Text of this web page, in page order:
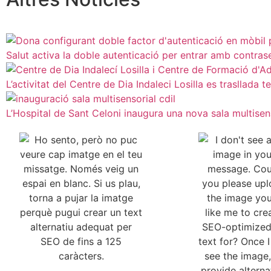
Salut activa la doble autenticació per entrar amb
L’activitat del Centre de Dia Indaleci Losilla es trasllada
L’Hospital de Sant Celoni inaugura una nova sala